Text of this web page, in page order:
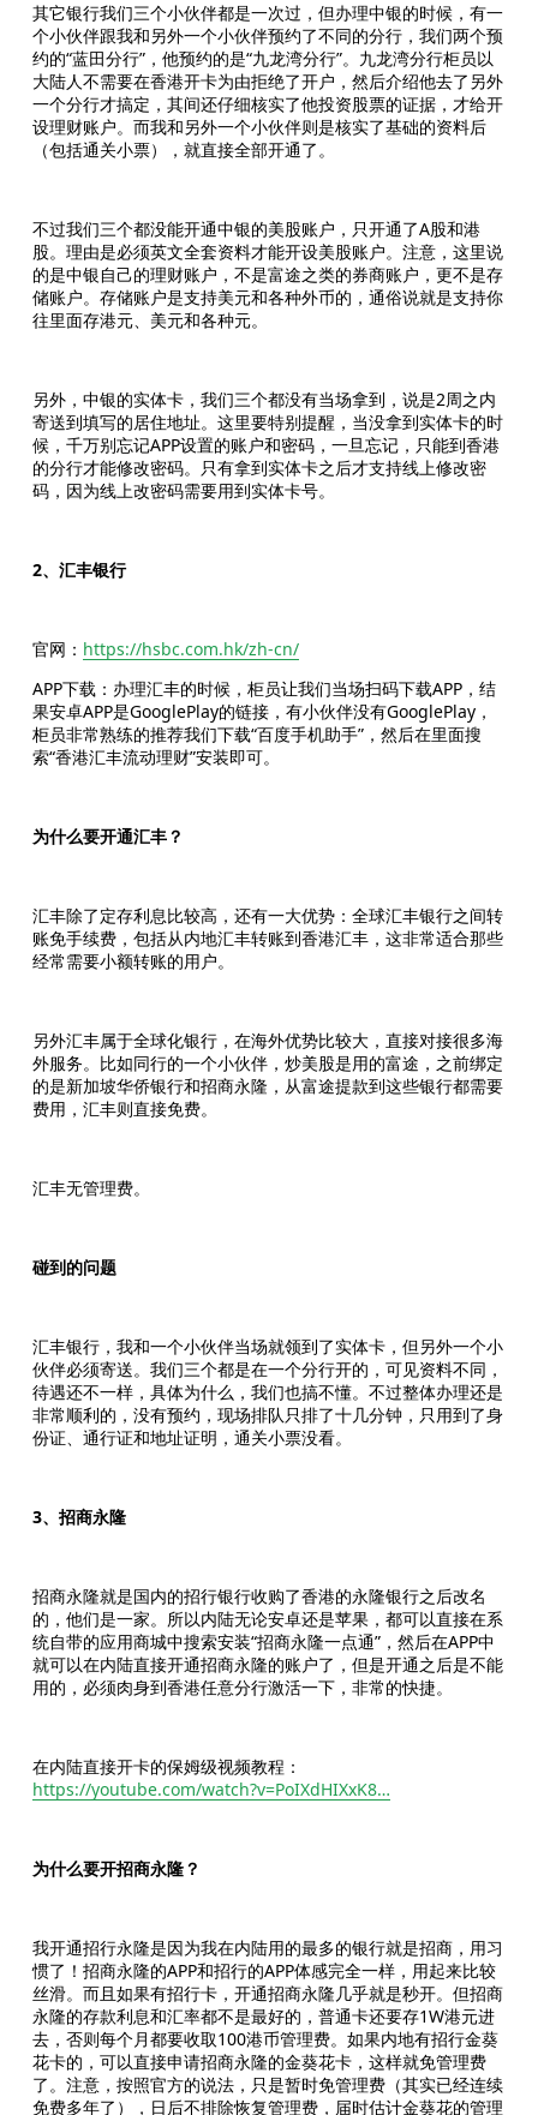
其它银行我们三个小伙伴都是一次过，但办理中银的时候，有一
个小伙伴跟我和另外一个小伙伴预约了不同的分行，我们两个预
约的“蓝田分行”，他预约的是“九龙湾分行”。九龙湾分行柜员以
大陆人不需要在香港开卡为由拒绝了开户，然后介绍他去了另外
一个分行才搞定，其间还仔细核实了他投资股票的证据，才给开
设理财账户。而我和另外一个小伙伴则是核实了基础的资料后
（包括通关小票），就直接全部开通了。
不过我们三个都没能开通中银的美股账户，只开通了A股和港
股。理由是必须英文全套资料才能开设美股账户。注意，这里说
的是中银自己的理财账户，不是富途之类的券商账户，更不是存
储账户。存储账户是支持美元和各种外币的，通俗说就是支持你
往里面存港元、美元和各种元。
另外，中银的实体卡，我们三个都没有当场拿到，说是2周之内
寄送到填写的居住地址。这里要特别提醒，当没拿到实体卡的时
候，千万别忘记APP设置的账户和密码，一旦忘记，只能到香港
的分行才能修改密码。只有拿到实体卡之后才支持线上修改密
码，因为线上改密码需要用到实体卡号。
2、汇丰银行
官网： https://hsbc.com.hk/zh-cn/
APP下载：办理汇丰的时候，柜员让我们当场扫码下载APP，结
果安卓APP是GooglePlay的链接，有小伙伴没有GooglePlay，
柜员非常熟练的推荐我们下载“百度手机助手”，然后在里面搜
索“香港汇丰流动理财”安装即可。
为什么要开通汇丰？
汇丰除了定存利息比较高，还有一大优势：全球汇丰银行之间转
账免手续费，包括从内地汇丰转账到香港汇丰，这非常适合那些
经常需要小额转账的用户。
另外汇丰属于全球化银行，在海外优势比较大，直接对接很多海
外服务。比如同行的一个小伙伴，炒美股是用的富途，之前绑定
的是新加坡华侨银行和招商永隆，从富途提款到这些银行都需要
费用，汇丰则直接免费。
汇丰无管理费。
碰到的问题
汇丰银行，我和一个小伙伴当场就领到了实体卡，但另外一个小
伙伴必须寄送。我们三个都是在一个分行开的，可见资料不同，
待遇还不一样，具体为什么，我们也搞不懂。不过整体办理还是
非常顺利的，没有预约，现场排队只排了十几分钟，只用到了身
份证、通行证和地址证明，通关小票没看。
3、招商永隆
招商永隆就是国内的招行银行收购了香港的永隆银行之后改名
的，他们是一家。所以内陆无论安卓还是苹果，都可以直接在系
统自带的应用商城中搜索安装“招商永隆一点通”，然后在APP中
就可以在内陆直接开通招商永隆的账户了，但是开通之后是不能
用的，必须肉身到香港任意分行激活一下，非常的快捷。
在内陆直接开卡的保姆级视频教程：
https://youtube.com/watch?v=PoIXdHIXxK8…
为什么要开招商永隆？
我开通招行永隆是因为我在内陆用的最多的银行就是招商，用习
惯了！招商永隆的APP和招行的APP体感完全一样，用起来比较
丝滑。而且如果有招行卡，开通招商永隆几乎就是秒开。但招商
永隆的存款利息和汇率都不是最好的，普通卡还要存1W港元进
去，否则每个月都要收取100港币管理费。如果内地有招行金葵
花卡的，可以直接申请招商永隆的金葵花卡，这样就免管理费
了。注意，按照官方的说法，只是暂时免管理费（其实已经连续
免费多年了），日后不排除恢复管理费，届时估计金葵花的管理